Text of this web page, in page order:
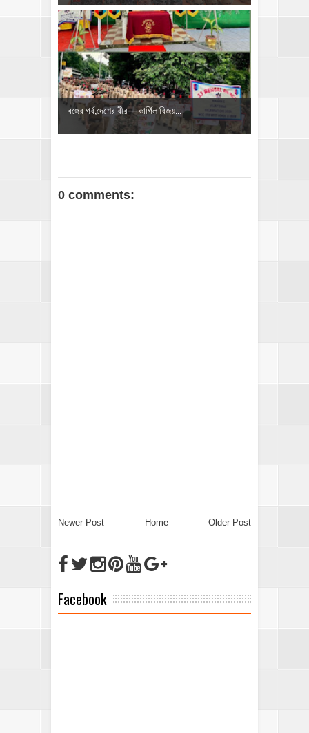
বঙ্গের গর্ব,দেশের বীর—কার্গিল বিজয়...
0 comments:
Newer Post Older Post
Home
Facebook